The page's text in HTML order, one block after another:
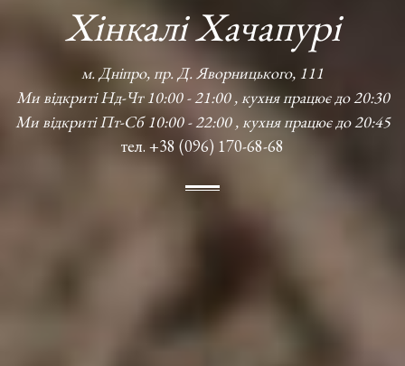
Хінкалі Хачапурі
м. Дніпро, пр. Д. Яворницького, 111
Ми відкриті Нд-Чт 10:00 - 21:00 , кухня працює до 20:30
Ми відкриті Пт-Сб 10:00 - 22:00 , кухня працює до 20:45
тел. +38 (096) 170-68-68